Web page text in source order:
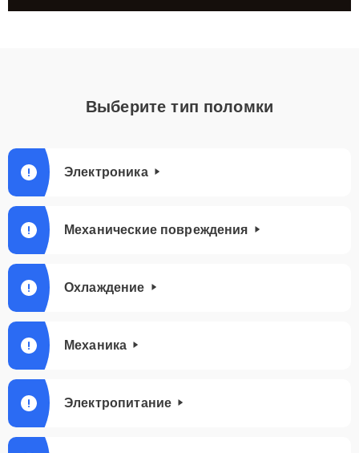
Выберите тип поломки
Электроника
Механические повреждения
Охлаждение
Механика
Электропитание